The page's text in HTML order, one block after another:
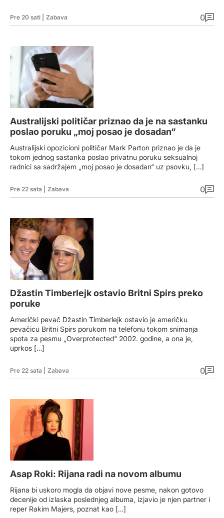
Pre 20 sati Zabava 0
Australijski političar priznao da je na sastanku
poslao poruku „moj posao je dosadan“
Australijski opozicioni političar Mark Parton priznao je da je
tokom jednog sastanka poslao privatnu poruku seksualnoj
radnici sa sadržajem „moj posao je dosadan“ uz psovku, […]
Pre 22 sata Zabava 0
Džastin Timberlejk ostavio Britni Spirs preko
poruke
Američki pevač Džastin Timberlejk ostavio je američku
pevačicu Britni Spirs porukom na telefonu tokom snimanja
spota za pesmu „Overprotected“ 2002. godine, a ona je,
uprkos […]
Pre 22 sata Zabava 0
Asap Roki: Rijana radi na novom albumu
Rijana bi uskoro mogla da objavi nove pesme, nakon gotovo
decenije od izlaska poslednjeg albuma, izjavio je njen partner i
reper Rakim Majers, poznat kao […]